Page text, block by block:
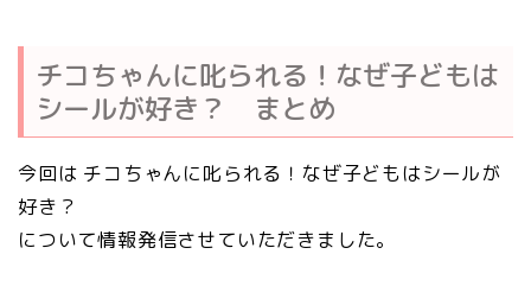
チコちゃんに叱られる！なぜ子どもは
シールが好き？ まとめ
今回は チコちゃんに叱られる！なぜ子どもはシールが
好き？
について情報発信させていただきました。